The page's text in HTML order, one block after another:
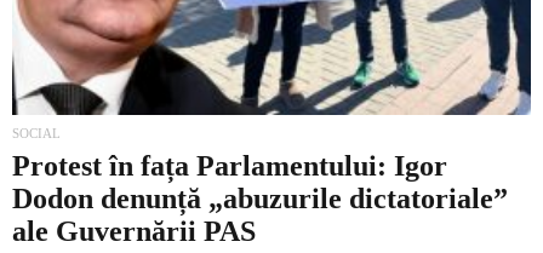
SOCIAL
Protest în fața Parlamentului: Igor
Dodon denunță „abuzurile dictatoriale”
ale Guvernării PAS